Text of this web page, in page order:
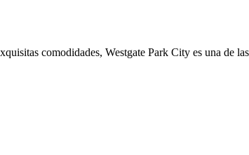
comodidades, Westgate Park City es una de